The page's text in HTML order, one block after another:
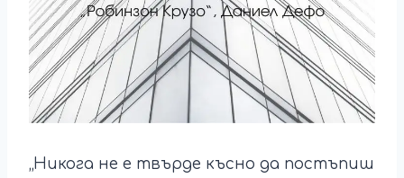
„Никога не е твърде късно да постъпиш